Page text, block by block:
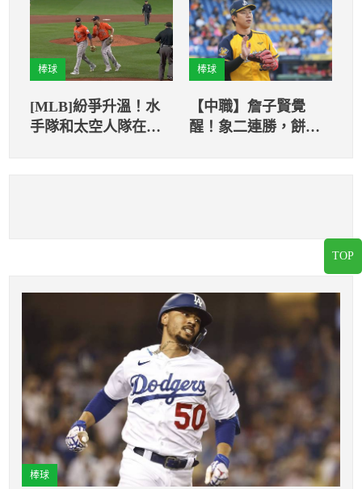
棒球
[MLB]紛爭升溫！水
手隊和太空人隊在比
棒球
【中職】詹子賢覺
醒！象二連勝，餅總
棒球
TOP